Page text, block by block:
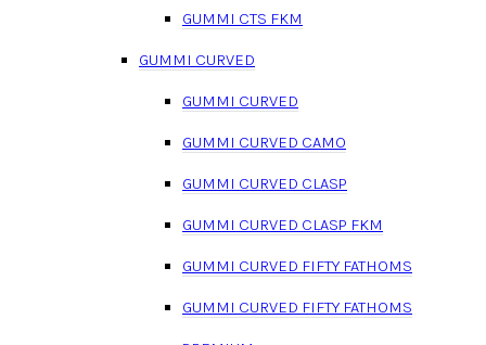
GUMMI CTS FKM
GUMMI CURVED
GUMMI CURVED
GUMMI CURVED CAMO
GUMMI CURVED CLASP
GUMMI CURVED CLASP FKM
GUMMI CURVED FIFTY FATHOMS
GUMMI CURVED FIFTY FATHOMS